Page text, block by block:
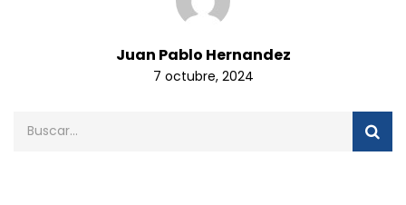
Juan Pablo Hernandez
7 octubre, 2024